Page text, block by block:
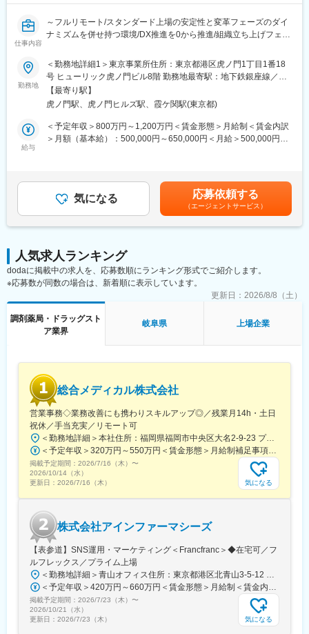
【各ホームページ情報】
■先輩社員の声
https://www.heiwado.jp/contents/service/sns/post.php
■公式YouTube（平和堂特命GM、西川貴教さん！）
https://www.youtube.com/@HEIWADO810
システム本部は59名で構成されており、年齢も20代～50代まで幅
■キャリアパス：
アップや、スペシャリストとして業務を極めていっていただくこ
とも可能です。
■魅力：
担する等、エンジニアの就業環境をサポートする体制が整ってい
ます。
業・給食事業・訪問介護事業等、地域の「医・食・住」のインフ
ラとして
地域住民の健康を支えるトータルサービス事業を展開していま
す。地域に根差した医療サービスの提供を目指し、医薬連携によ
医療・サービスの提供を行っております。
調剤薬局事業では全国472店舗を展開、医薬品ネットワーク加盟
件数は47都道府県で約11,678件（2025年11月末）を全国各地で
事業を展開しています。
■就業環境：
残業は月平均15時間程度なので、ワークライフバランスを重視す
も実現可能です。
産休・育休取得後の復帰率も約98％など、高い定着率が特徴で、
長期的な就業が可能です。
変更の範囲：会社の定める業務
仕事内容
～フルリモート/スタンダード上場の安定性と変革フェーズのダイ
ナミズムを併せ持つ環境/DX推進を0から推進/組織立ち上げフェー
■概要
メディカルシステムネットワークでは、顧客データ・顧客接点・
データ活用を統合する「共通基盤システム」を構築するため、開
発チームを新規に立ち上げました。
グループ内には多様な事業（薬局、物流、医薬品製造販売、薬局
DX）が存在していますが、それぞれの顧客データや接点が最適化
しきれていない課題があります。これらを統合し、ポータルサイ
この巨大構想を、AWSを中心としたモダンなアーキテクチャで形
にし、技術選定から実装を泥臭く、かつ戦略的に主導いただける
テックリードを募集します。ゆくゆくは開発リーダー・開発部長
・AWSベースの新規システム、データ連携基盤の設計・構築
・Salesforceを軸とした顧客データ管理の設計・意思決定
・マイクロサービス/モジュラーモノリスなどのアーキテクチャ選
・ベンダーコントロール、開発プロセス（CI/CD, IaC）の改善
・バックエンド/フロントエンドの実装（自ら手を動かす実装含
Backend: Python
Frontend: React (SPA)
Infrastructure: AWS
Tools: Salesforce
Data：DWH/BI（Radshift/Quicksight)
■所属組織
2025年7月に発足したDX推進部には3名が在籍。（部長1名、PM2
名/40代）PMと横並びの立場で開発リードいただきたいと考えて
ェーズでのDX推進や組織立ち上げに興味をお持ちの方をお待ちし
ています。
■働きやすい環境
フルリモート可能。関東近郊・札幌市内にお住まいの場合、対面
コミュニケーションが必要な場合や参画初期で出社頂く可能性が
あります。子育てと両立して活躍している社員もおり、柔軟な働
き方が可能です。
勤務地
＜勤務地詳細1＞東京事業所住所：東京都港区虎ノ門1丁目1番18
号 ヒューリック虎ノ門ビル8階 勤務地最寄駅：地下鉄銀座線／虎
ノ門駅受動喫煙対策：屋内全面禁煙＜勤務地詳細2＞全国（ご自宅
からのフルリモート中心）住所：支社・支店／全国各地 受動喫煙
トワーク含む）
【最寄り駅】
虎ノ門駅、虎ノ門ヒルズ駅、霞ケ関駅(東京都)
給与
＜予定年収＞800万円～1,200万円＜賃金形態＞月給制＜賃金内訳
＞月額（基本給）：500,000円～650,000円＜月給＞500,000円～
し決定致します。※賞与：年2回支給（合計3か月分支給）賃金は
あくまでも目安の金額であり、選考を通じて上下する可能性があ
ります。月給(月額)は固定手当を含めた表記です。
気になる 応募依頼する
（エージェントサービス）
人気求人ランキング
dodaに掲載中の求人を、応募数順にランキング形式でご紹介します。
※応募数が同数の場合は、新着順に表示しています。
更新日： 2026/8/8（土）
調剤薬局・ドラッグスト
ア業界
岐阜県 上場企業
総合メディカル株式会社
営業事務◇業務改善にも携わりスキルアップ◎／残業月14h・土日
祝休／手当充実／リモート可
＜勤務地詳細＞本社住所：福岡県福岡市中央区大名2-9-23 プリオ福岡ビル勤務地最寄駅：地下鉄空港線／天神駅受動喫煙対策：屋内全面禁煙変更の範囲：会社の定める事業所
＜予定年収＞320万円～550万円＜賃金形態＞月給制補足事項なし＜賃金内訳＞月額（基本給）：200,000円～246,000円その他固定手当/月：20,000円～110,000円＜月給＞220,000円～356,000円＜昇給有無＞有＜残業手当＞有＜給与補足＞※実際の年収は面談・面接後に経歴や能力に応じて決定します※求人票の想定年収に当てはまらないケースも発生する可能性があります賞与年2回（2025年度実績4.4ヶ月）、昇給年1回住宅補助手当、家族手当、残業手当、休日出勤手当など賃金はあくまでも目安の金額であり、選考を通じて上下する可能性があります。月給(月額)は固定手当を含めた表記です。
掲載予定期間： 2026/7/16（木） 〜
2026/10/14（水）
更新日： 2026/7/16（木） 気になる
株式会社アインファーマシーズ
【表参道】SNS運用・マーケティング＜Francfranc＞◆在宅可／フ
ルフレックス／プライム上場
＜勤務地詳細＞青山オフィス住所：東京都港区北青山3-5-12 青山クリスタルビルB1勤務地最寄駅：各線／表参道駅受動喫煙対策：屋内全面禁煙変更の範囲：会社の定める事業所
＜予定年収＞420万円～660万円＜賃金形態＞月給制＜賃金内訳＞月額（基本給）：260,000円～340,000円＜月給＞260,000円～340,000円＜昇給有無＞有＜残業手当＞有＜給与補足＞※上記年収には標準業績時の賞与および月20時間分の残業手当を含む賃金はあくまでも目安の金額であり、選考を通じて上下する可能性があります。月給(月額)は固定手当を含めた表記です。
掲載予定期間： 2026/7/23（木） 〜
2026/10/21（水）
更新日： 2026/7/23（木） 気になる